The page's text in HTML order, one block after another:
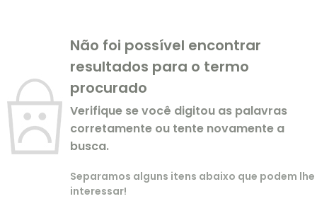
CARBURADOR NT
CARBURADOR SPEED
CARBURADOR WABRON
LINHA TAPIOCA
LINHA AGUA DE COCO
LINHA DE CAIXAS TÉRMICAS
Não foi possível encontrar
resultados para o termo
procurado
Verifique se você digitou as palavras
corretamente ou tente novamente a
busca.
Separamos alguns itens abaixo que podem lhe
interessar!